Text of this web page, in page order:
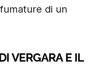
di un
VERGARA E IL